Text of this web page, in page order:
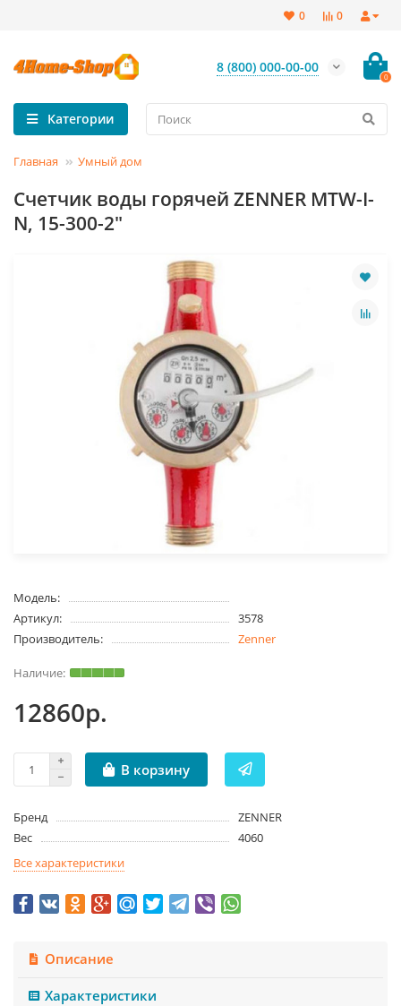
0
0
8 (800) 000-00-00
0
Категории
Главная Умный дом
Счетчик воды горячей ZENNER MTW-I-
N, 15-300-2"
Модель:
Артикул:
3578
Производитель:
Zenner
12860р.
В корзину
Бренд
ZENNER
Вес
4060
Все характеристики
Описание
Характеристики